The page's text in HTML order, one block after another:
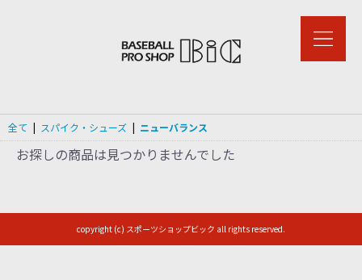
全て | スパイク・シューズ | ニューバランス
お探しの商品は見つかりませんでした
copyright (c) スポーツショップビック all rights reserved.